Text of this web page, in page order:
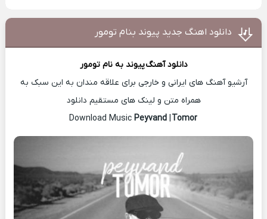
دانلود اهنگ جدید پیوند بنام تومور
دانلود آهنگپیوندبه نام تومور
آرشیو آهنگ های ایرانی و خارجی برای علاقه مندان به این سبک به
همراه متن و لینک های مستقیم دانلود
Peyvand | Tomor